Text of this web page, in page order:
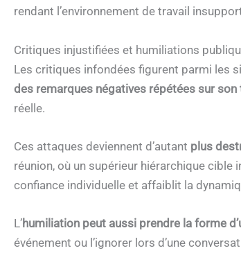
rendant l’environnement de travail
Critiques injustifiées et humiliations
Les critiques infondées figurent parmi les
des remarques négatives répétées sur
réelle.
Ces attaques deviennent d’autant plus
réunion, où un supérieur hiérarchique
confiance individuelle et affaiblit la
L’humiliation peut aussi prendre la forme
événement ou l’ignorer lors d’une